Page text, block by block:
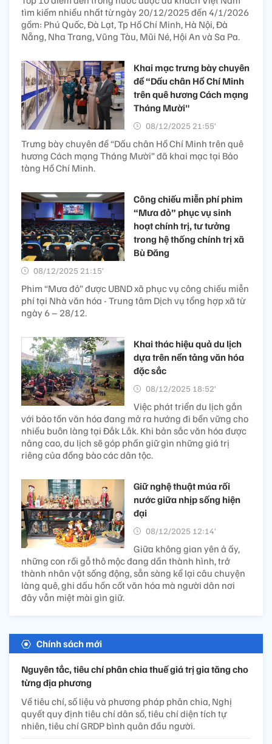
tìm kiếm nhiều nhất từ ngày 20/12/2025 đến 4/1/2026
gồm: Phú Quốc, Đà Lạt, Tp Hồ Chí Minh, Hà Nội, Đà
Nẵng, Nha Trang, Vũng Tàu, Mũi Né, Hội An và Sa Pa.
Khai mạc trưng bày chuyên
đề “Dấu chân Hồ Chí Minh
trên quê hương Cách mạng
Tháng Mười"
08/12/2025 21:55’
Trưng bày chuyên đề “Dấu chân Hồ Chí Minh trên quê
hương Cách mạng Tháng Mười” đã khai mạc tại Bảo
tàng Hồ Chí Minh.
Công chiếu miễn phí phim
“Mưa đỏ” phục vụ sinh
hoạt chính trị, tư tưởng
trong hệ thống chính trị xã
Bù Đăng
08/12/2025 21:15’
Phim “Mưa đỏ” được UBND xã phục vụ công chiếu miễn
phí tại Nhà văn hóa - Trung tâm Dịch vụ tổng hợp xã từ
ngày 6 – 28/12.
Khai thác hiệu quả du lịch
dựa trên nền tảng văn hóa
đặc sắc
08/12/2025 18:52’
Việc phát triển du lịch gắn
với bảo tồn văn hóa đang mở ra hướng đi bền vững cho
nhiều buôn làng tại Đắk Lắk. Khi bản sắc văn hóa được
nâng cao, du lịch sẽ góp phần giữ gìn những giá trị
riêng của đồng bào các dân tộc.
Giữ nghệ thuật múa rối
nước giữa nhịp sống hiện
đại
08/12/2025 12:14’
Giữa không gian yên ả ấy,
những con rối gỗ thô mộc đang dần thành hình, trở
thành nhân vật sống động, sẵn sàng kể lại câu chuyện
làng quê, ghi dấu hồn cốt văn hóa mà người dân nơi
đây vẫn miệt mài gìn giữ.
Chính sách mới
Nguyên tắc, tiêu chí phân chia thuế giá trị gia tăng cho
từng địa phương
Về tiêu chí, số liệu và phương pháp phân chia, Nghị
quyết quy định tiêu chí dân số, tiêu chí diện tích tự
nhiên, tiêu chí GRDP bình quân đầu người.